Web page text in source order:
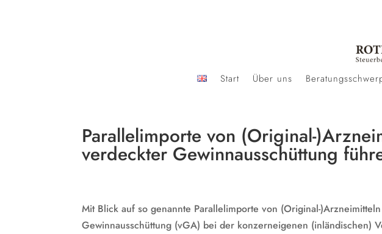
Start Über uns
Parallelimporte von (Original-
verdeckter Gewinnausschüttung
Mit Blick auf so genannte Parallelimporte von (Original-
Gewinnausschüttung (vGA) bei der konzerneigenen (inländischen)